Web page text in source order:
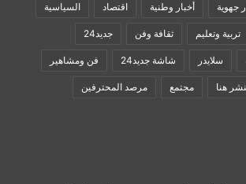
جهوية أخبار وطنية اقتصاد السياسية
تربية وتعليم ثقافة وفن جديد24
سلايدر شاشة جديد24 فن ومشاهير
هنا مجتمع مرصد المحترفين